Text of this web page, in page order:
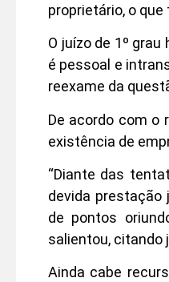
proprietário, o
O juízo de 1º
é pessoal e
reexame da
De acordo com o
existência de
“Diante das
devida prestação
de pontos
salientou, citando
Ainda cabe